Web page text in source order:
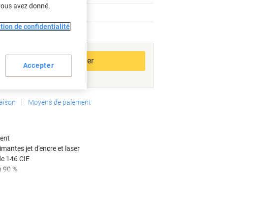
Ajouter au panier
Moyens de paiement
jet d'encre et laser
146 CIE
90 %
avez donné.
de confidentialité
Accepter